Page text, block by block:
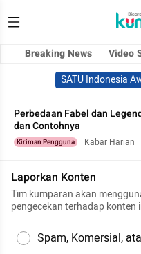
Breaking News Video
SATU Indonesia
Perbedaan Fabel dan
dan Contohnya
Kiriman Pengguna Kabar Harian
Laporkan Konten
Tim kumparan akan
pengecekan terhadap konten
Spam, Komersial,